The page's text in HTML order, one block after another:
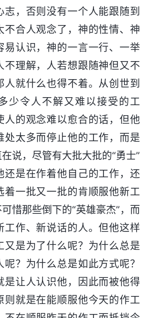
志，否则没有一个人能跟随到
不合人观念了，神的性情、神
易认识，神的一言一行、一举
不理解，人若想跟随神但又不
人就什么也得不着。从创世到
少令人不解又难以接受的工
人的观念难以愈合的话，但他
处太多而停止他的工作，而是
说，尽管有大批大批的“勇士”
还是在作着他自己的工作，还
着一批又一批的肯顺服他新工
惜那些倒下的“英雄豪杰”，而
工作、新说话的人。但他这样
又是为了什么呢？为什么总是
？为什么总是如此方式呢？
是让人认识他，因此而被他得
则就是在能顺服他今天的作工